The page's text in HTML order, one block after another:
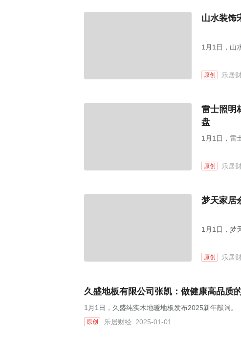
山水装饰
1月1日，山
原创 乐居
雷士照明
盘
1月1日，雷
原创 乐居
梦天家居
1月1日，梦
原创 乐居
久盛地板有限公司张凯：做健康高品质
1月1日，久盛纯实木地暖地板发布2025新年献词。
原创 乐居财经 2025-01-01